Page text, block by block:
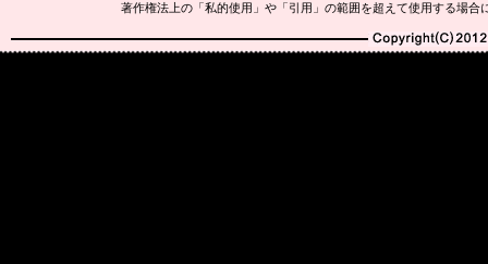
著作権法上の「私的使用」や「引用」の範囲を超えて使用する場
Copyright(C)2010-